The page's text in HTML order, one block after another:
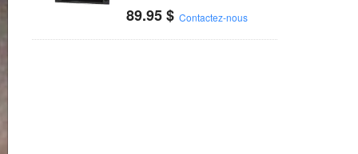
89.95$ Contactez-nous